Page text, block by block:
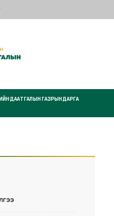
ДААТГАЛЫН ГАЗРЫН ДАРГА